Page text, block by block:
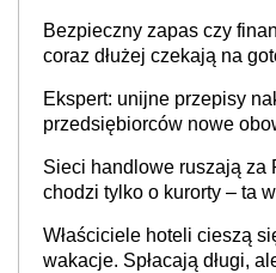
Bezpieczny zapas czy
coraz dłużej czekają na
Ekspert: unijne przepisy
przedsiębiorców nowe
Sieci handlowe ruszają za
chodzi tylko o kurorty – ta
cichu
Właściciele hoteli cieszą
wakacje. Spłacają długi,